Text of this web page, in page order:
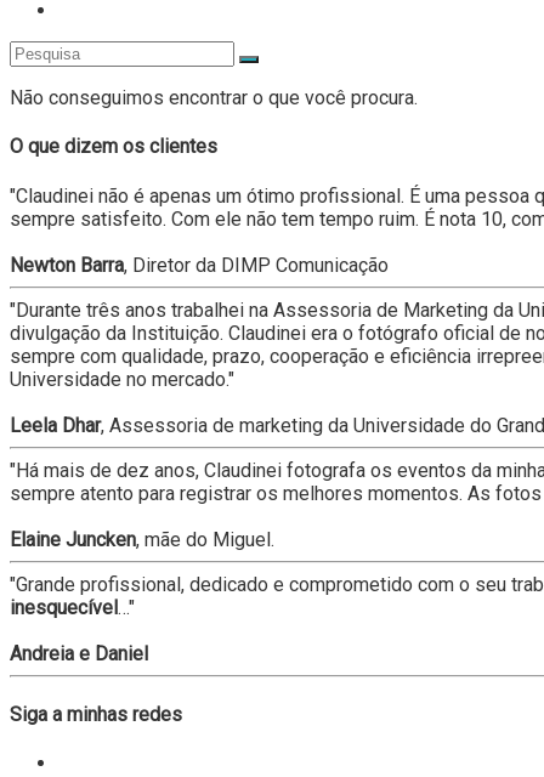
Não conseguimos encontrar o que você procura.
O que dizem os clientes
"Claudinei não é apenas um ótimo profissional. É uma
sempre satisfeito. Com ele não tem tempo ruim. É nota 10,
Newton Barra, Diretor da DIMP Comunicação
"Durante três anos trabalhei na Assessoria de Marketing da
divulgação da Instituição. Claudinei era o fotógrafo oficial de
sempre com qualidade, prazo, cooperação e eficiência
Universidade no mercado."
Leela Dhar, Assessoria de marketing da Universidade do
"Há mais de dez anos, Claudinei fotografa os eventos da
sempre atento para registrar os melhores momentos. As
Elaine Juncken, mãe do Miguel.
"Grande profissional, dedicado e comprometido com o seu
inesquecível…"
Andreia e Daniel
Siga a minhas redes